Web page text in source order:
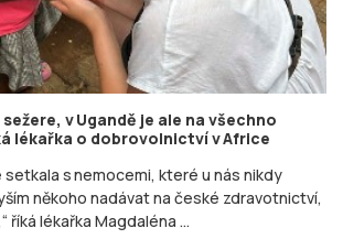
v Ugandě je ale na všechno
lékařka o dobrovolnictví v Africe
setkala s nemocemi, které u nás nikdy
někoho nadávat na české zdravotnictví,
říká lékařka Magdaléna ...